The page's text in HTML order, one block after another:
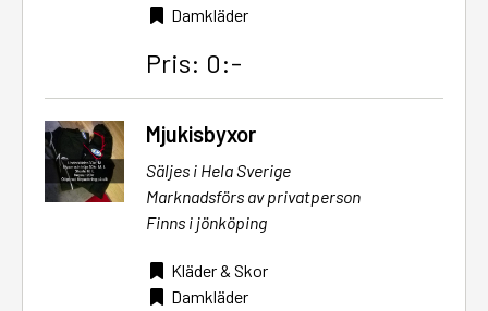
Damkläder
Pris: 0:-
Mjukisbyxor
Säljes i Hela Sverige
Marknadsförs av privatperson
Finns i jönköping
Kläder & Skor
Damkläder